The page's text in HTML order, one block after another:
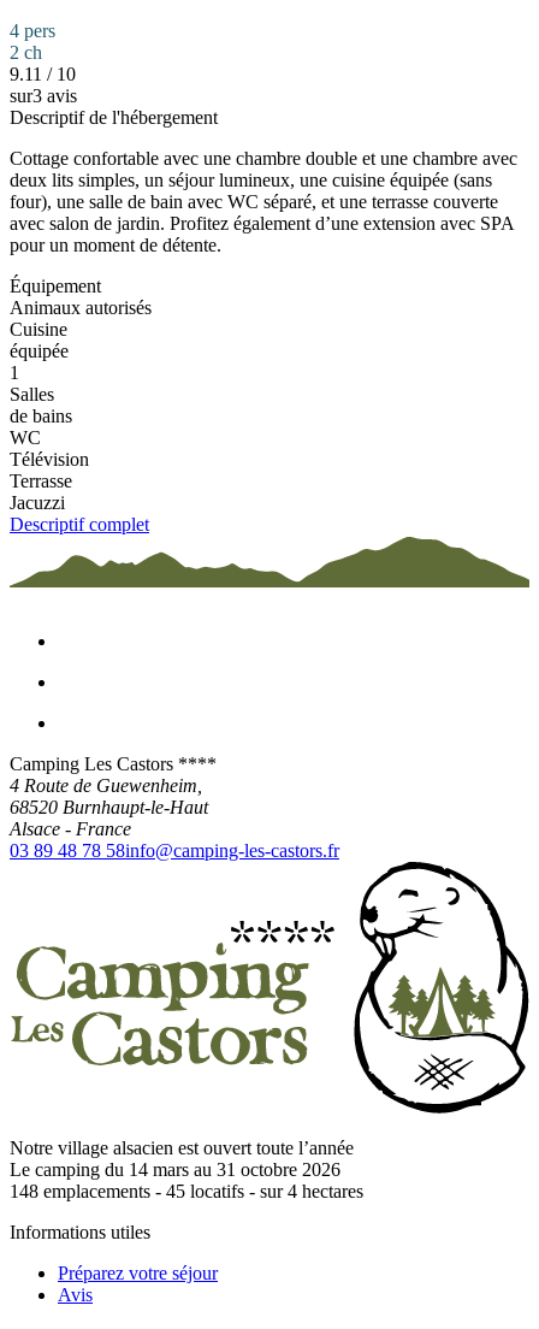
4 pers
2 ch
9.11 / 10
sur3 avis
Descriptif de l'hébergement
Cottage confortable avec une chambre double et une chambre avec
deux lits simples, un séjour lumineux, une cuisine équipée (sans
four), une salle de bain avec WC séparé, et une terrasse couverte
avec salon de jardin. Profitez également d’une extension avec SPA
pour un moment de détente.
Équipement
Animaux autorisés
Cuisine
équipée
1
Salles
de bains
WC
Télévision
Terrasse
Jacuzzi
Descriptif complet
Camping Les Castors ****
4 Route de Guewenheim,
68520 Burnhaupt-le-Haut
Alsace - France
03 89 48 78 58info@camping-les-castors.fr
Notre village alsacien est ouvert toute l’année
Le camping du 14 mars au 31 octobre 2026
148 emplacements - 45 locatifs - sur4 hectares
Informations utiles
Préparez votre séjour
Avis